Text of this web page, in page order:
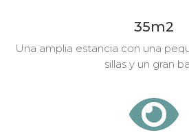
35m2
Una amplia estancia con una
sillas y un gran
